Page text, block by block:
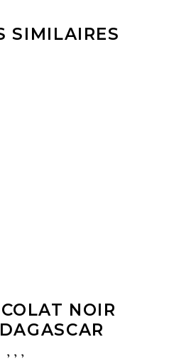
SIMILAIRES
NOIR
, , ,